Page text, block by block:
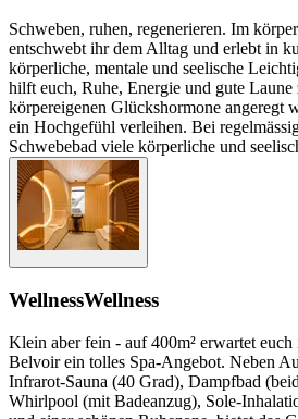
Schweben, ruhen, regenerieren. Im
entschwebt ihr dem Alltag und erlebt in
körperliche, mentale und seelische
hilft euch, Ruhe, Energie und gute Laune
körpereigenen Glückshormone angeregt
ein Hochgefühl verleihen. Bei
Schwebebad viele körperliche und
WellnessWellness
Klein aber fein - auf 400m² erwartet
Belvoir ein tolles Spa-Angebot. Neben
Infrarot-Sauna (40 Grad), Dampfbad
Whirlpool (mit Badeanzug), Sole-